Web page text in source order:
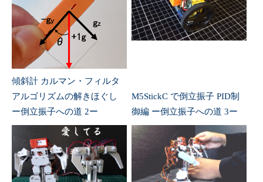
傾斜計 カルマン・フィルタ
アルゴリズムの解きほぐし
ー倒立振子への道 2ー
M5StickC で倒立振子 PID制
御編 ー倒立振子への道 3ー